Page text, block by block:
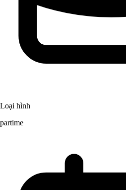
Loại hình
partime